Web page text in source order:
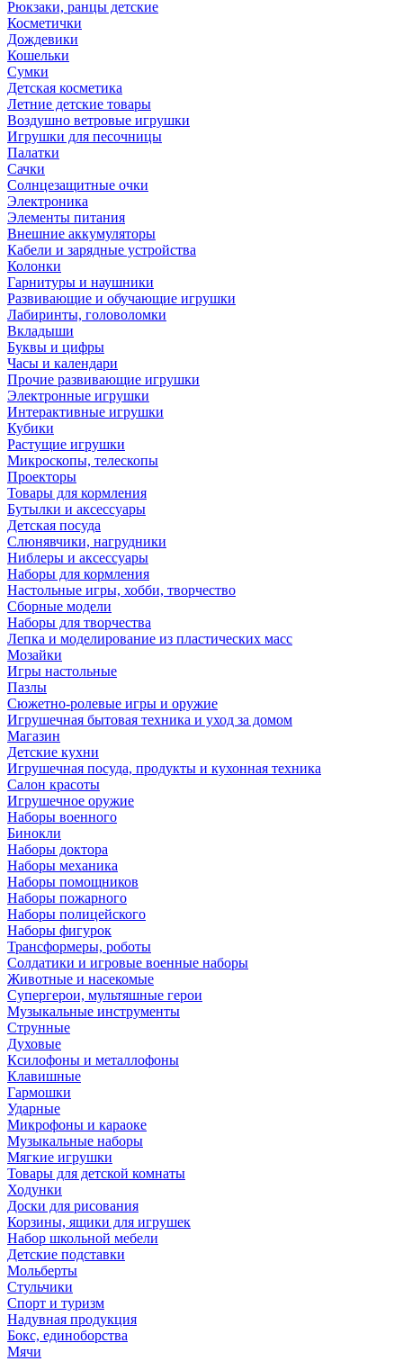
Рюкзаки, ранцы детские
Косметички
Дождевики
Кошельки
Сумки
Детская косметика
Летние детские товары
Воздушно ветровые игрушки
Игрушки для песочницы
Палатки
Сачки
Солнцезащитные очки
Электроника
Элементы питания
Внешние аккумуляторы
Кабели и зарядные устройства
Колонки
Гарнитуры и наушники
Развивающие и обучающие игрушки
Лабиринты, головоломки
Вкладыши
Буквы и цифры
Часы и календари
Прочие развивающие игрушки
Электронные игрушки
Интерактивные игрушки
Кубики
Растущие игрушки
Микроскопы, телескопы
Проекторы
Товары для кормления
Бутылки и аксессуары
Детская посуда
Слюнявчики, нагрудники
Ниблеры и аксессуары
Наборы для кормления
Настольные игры, хобби, творчество
Сборные модели
Наборы для творчества
Лепка и моделирование из пластических масс
Мозайки
Игры настольные
Пазлы
Сюжетно-ролевые игры и оружие
Игрушечная бытовая техника и уход за домом
Магазин
Детские кухни
Игрушечная посуда, продукты и кухонная техника
Салон красоты
Игрушечное оружие
Наборы военного
Бинокли
Наборы доктора
Наборы механика
Наборы помощников
Наборы пожарного
Наборы полицейского
Наборы фигурок
Трансформеры, роботы
Солдатики и игровые военные наборы
Животные и насекомые
Супергерои, мультяшные герои
Музыкальные инструменты
Струнные
Духовые
Ксилофоны и металлофоны
Клавишные
Гармошки
Ударные
Микрофоны и караоке
Музыкальные наборы
Мягкие игрушки
Товары для детской комнаты
Ходунки
Доски для рисования
Корзины, ящики для игрушек
Набор школьной мебели
Детские подставки
Мольберты
Стульчики
Спорт и туризм
Надувная продукция
Бокс, единоборства
Мячи